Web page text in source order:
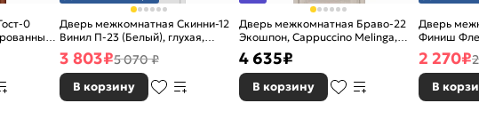
0
Дверь межкомнатная Скинни-12
Винил П-23 (Белый), глухая,
скиновая
3 803₽5 070 ₽
В корзину
Дверь межкомнатная Браво-22
Экошпон, Cappuccino Melinga,
остекленная, magic fog, царговая
4 635₽
В корзину
Дверь
Финиш
Л-12
каркасно-
2 270₽
В